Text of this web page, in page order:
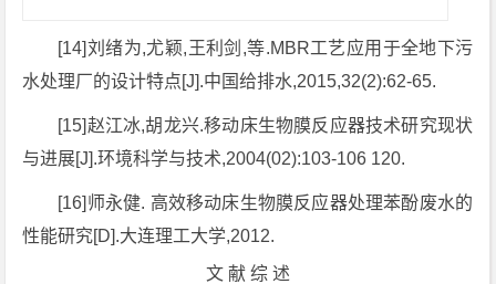
[14]刘绪为,尤颖,王利剑,等.MBR工艺应用于全地下污
水处理厂的设计特点[J].中国给排水,2015,32(2):62-65.
[15]赵江冰,胡龙兴.移动床生物膜反应器技术研究现状
与进展[J].环境科学与技术,2004(02):103-106 120.
[16]师永健. 高效移动床生物膜反应器处理苯酚废水的
性能研究[D].大连理工大学,2012.
文 献 综 述